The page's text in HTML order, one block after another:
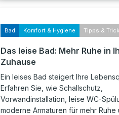
Bad Komfort & Hygiene Tipps &
Das leise Bad: Mehr Ruhe in
Zuhause
Ein leises Bad steigert Ihre
Erfahren Sie, wie Schallschutz,
Vorwandinstallation, leise WC-
moderne Armaturen für mehr Ruhe